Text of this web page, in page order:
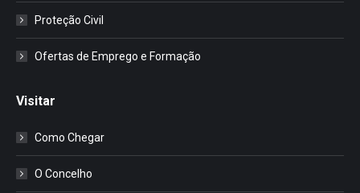
Proteção Civil
Ofertas de Emprego e Formação
Visitar
Como Chegar
O Concelho